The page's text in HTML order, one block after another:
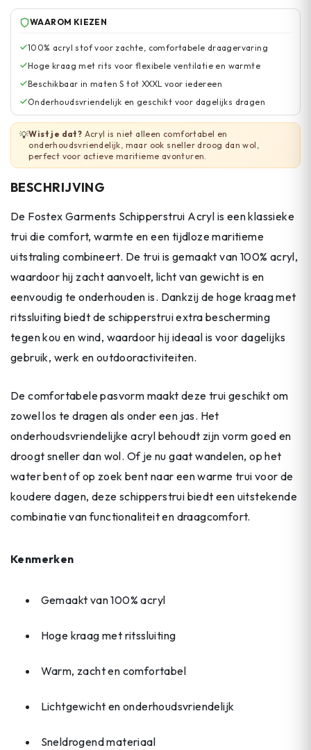
WAAROM KIEZEN
100% acryl stof voor zachte, comfortabele draagervaring
Hoge kraag met rits voor flexibele ventilatie en warmte
Beschikbaar in maten S tot XXXL voor iedereen
Onderhoudsvriendelijk en geschikt voor dagelijks dragen
💡Wist je dat? Acryl is niet alleen comfortabel en
onderhoudsvriendelijk, maar ook sneller droog dan wol,
perfect voor actieve maritieme avonturen.
BESCHRIJVING
De Fostex Garments Schipperstrui Acryl is een klassieke
trui die comfort, warmte en een tijdloze maritieme
uitstraling combineert. De trui is gemaakt van 100% acryl,
waardoor hij zacht aanvoelt, licht van gewicht is en
eenvoudig te onderhouden is. Dankzij de hoge kraag met
ritssluiting biedt de schipperstrui extra bescherming
tegen kou en wind, waardoor hij ideaal is voor dagelijks
gebruik, werk en outdooractiviteiten.
De comfortabele pasvorm maakt deze trui geschikt om
zowel los te dragen als onder een jas. Het
onderhoudsvriendelijke acryl behoudt zijn vorm goed en
droogt sneller dan wol. Of je nu gaat wandelen, op het
water bent of op zoek bent naar een warme trui voor de
koudere dagen, deze schipperstrui biedt een uitstekende
combinatie van functionaliteit en draagcomfort.
Kenmerken
Gemaakt van 100% acryl
Hoge kraag met ritssluiting
Warm, zacht en comfortabel
Lichtgewicht en onderhoudsvriendelijk
Sneldrogend materiaal